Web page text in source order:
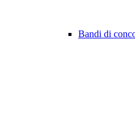
Bandi di